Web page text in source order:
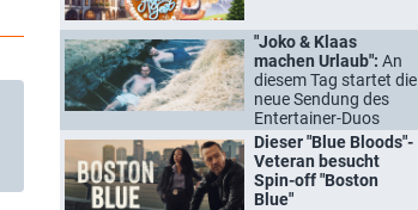
"Joko & Klaas
machen Urlaub": An
diesem Tag startet die
neue Sendung des
Entertainer-Duos
Dieser "Blue Bloods"-
Veteran besucht
Spin-off "Boston
Blue"